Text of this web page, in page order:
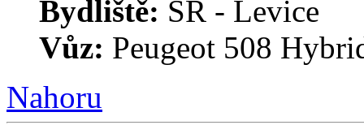
Bydliště: SR - Levice
Vůz: Peugeot 508
Nahoru